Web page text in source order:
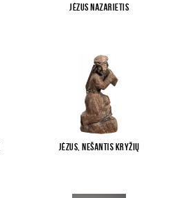
Jėzus Nazarietis
Jėzus, nešantis kryžių